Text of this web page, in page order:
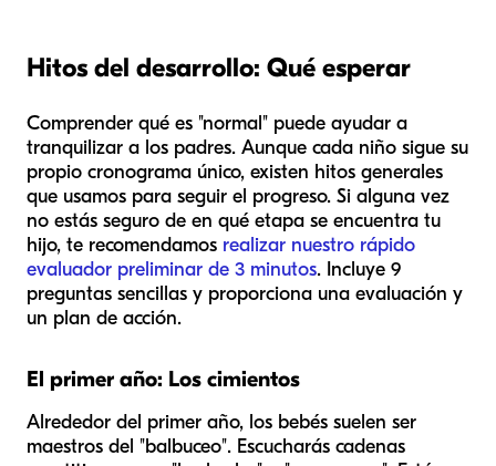
Hitos del desarrollo: Qué esperar
Comprender qué es "normal" puede ayudar a
tranquilizar a los padres. Aunque cada niño sigue su
propio cronograma único, existen hitos generales
que usamos para seguir el progreso. Si alguna vez
no estás seguro de en qué etapa se encuentra tu
hijo, te recomendamos realizar nuestro rápido
evaluador preliminar de 3 minutos. Incluye 9
preguntas sencillas y proporciona una evaluación y
un plan de acción.
El primer año: Los cimientos
Alrededor del primer año, los bebés suelen ser
maestros del "balbuceo". Escucharás cadenas